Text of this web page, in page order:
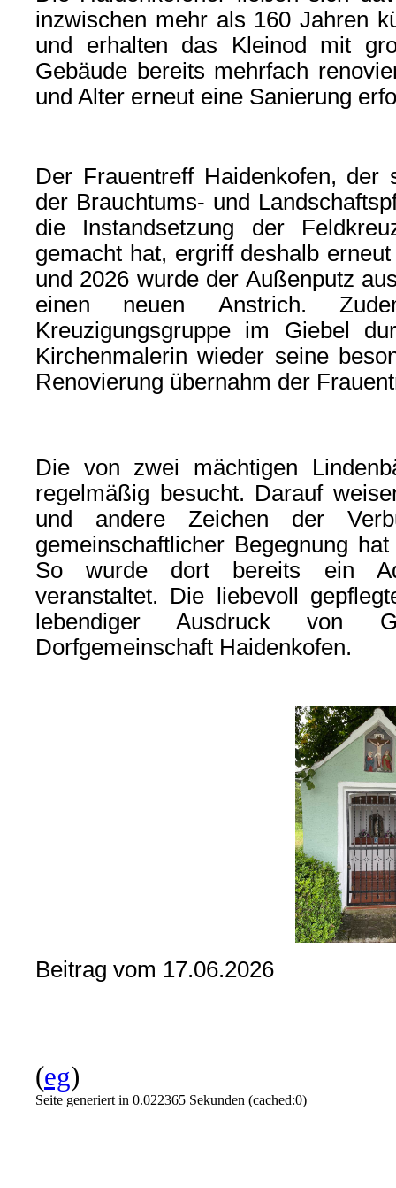
inzwischen mehr als 160 Jahren
und erhalten das Kleinod mit
Gebäude bereits mehrfach
und Alter erneut eine Sanierung
Der Frauentreff Haidenkofen,
der Brauchtums- und
die Instandsetzung der
gemacht hat, ergriff deshalb
und 2026 wurde der Außenputz
einen neuen Anstrich.
Kreuzigungsgruppe im Giebel
Kirchenmalerin wieder seine
Renovierung übernahm der
Die von zwei mächtigen
regelmäßig besucht. Darauf
und andere Zeichen der
gemeinschaftlicher Begegnung
So wurde dort bereits ein
veranstaltet. Die liebevoll
lebendiger Ausdruck von
Dorfgemeinschaft Haidenkofen.
Beitrag vom 17.06.2026
(eg)
Seite generiert in 0.022365 Sekunden (cached:0)